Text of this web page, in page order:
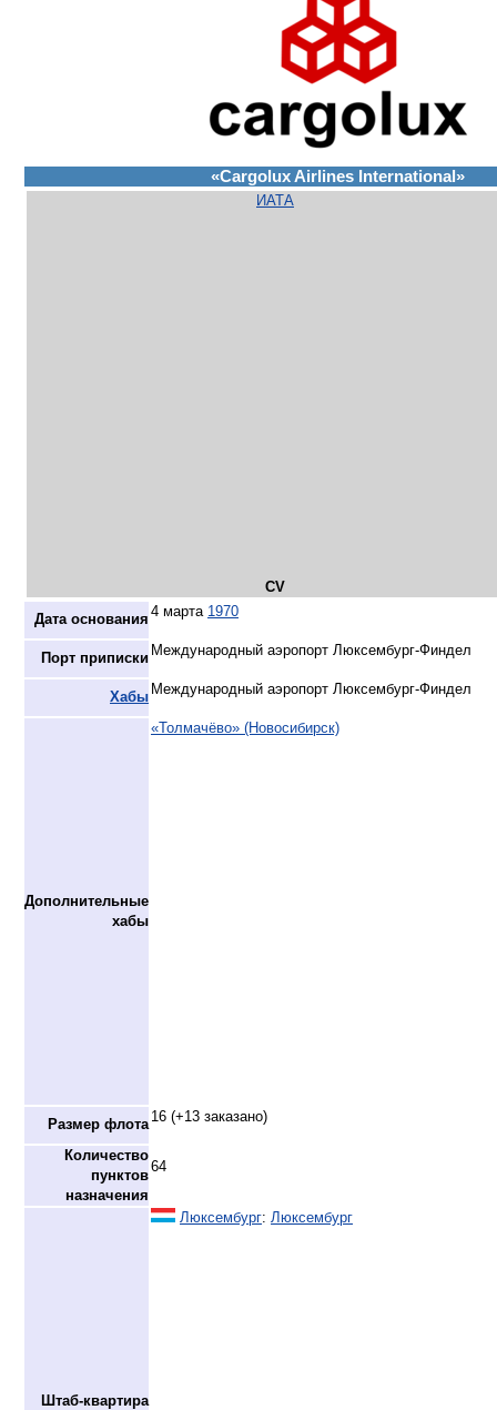
«Cargolux Airlines International»
ИАТА
CV
Дата основания 4 марта 1970
Порт приписки Международный аэропорт Люксембург-Финдел
Хабы Международный аэропорт Люксембург-Финдел
Дополнительные
хабы
«Толмачёво» (Новосибирск)
Размер флота 16 (+13 заказано)
Количество
пунктов
назначения
64
Штаб-квартира
Люксембург: Люксембург